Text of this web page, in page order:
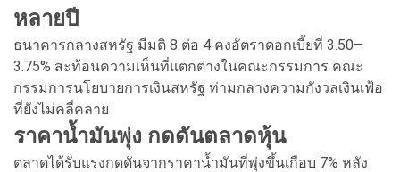
หลายปี
ธนาคารกลางสหรัฐ มีมติ 8 ต่อ 4 คงอัตราดอกเบี้ยที่ 3.50–
3.75% สะท้อนความเห็นที่แตกต่างในคณะกรรมการ คณะ
กรรมการนโยบายการเงินสหรัฐ ท่ามกลางความกังวลเงินเฟ้อ
ที่ยังไม่คลี่คลาย
ราคาน้ำมันพุ่ง กดดันตลาดหุ้น
ตลาดได้รับแรงกดดันจากราคาน้ำมันที่พุ่งขึ้นเกือบ 7% หลัง